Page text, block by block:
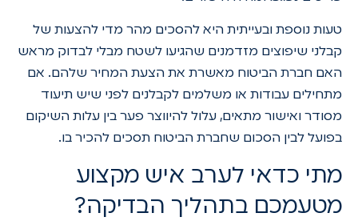
טעות נוספת ובעייתית היא להסכים מהר מדי להצעות של
קבלני שיפוצים מזדמנים שהגיעו לשטח מבלי לבדוק מראש
האם חברת הביטוח מאשרת את הצעת המחיר שלהם. אם
מתחילים עבודות או משלמים לקבלנים לפני שיש תיעוד
מסודר ואישור מתאים, עלול להיווצר פער בין עלות השיקום
בפועל לבין הסכום שחברת הביטוח תסכים להכיר בו.
מתי כדאי לערב איש מקצוע
מטעמכם בתהליך הבדיקה?